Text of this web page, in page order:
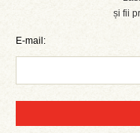
și fii
E-mail: